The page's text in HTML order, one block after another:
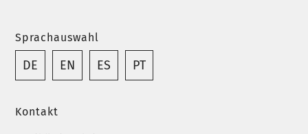
Sprachauswahl
DE EN ES PT
Kontakt